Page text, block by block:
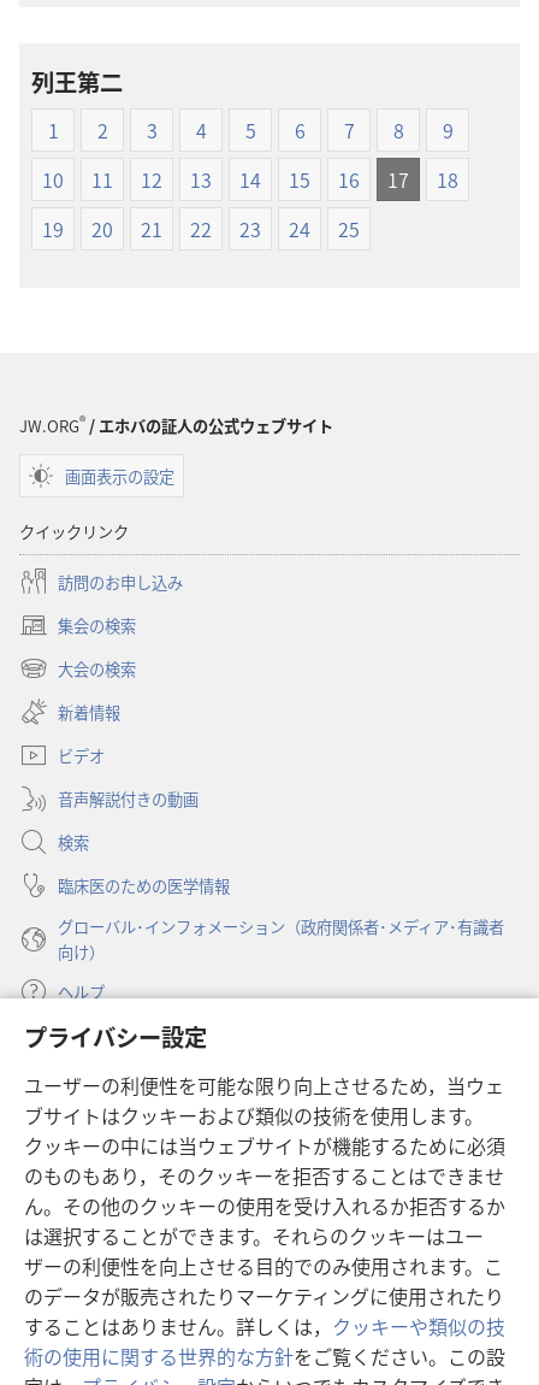
プライバシー設定
ユーザーの利便性を可能な限り向上させるため，当ウェ
ブサイトはクッキーおよび類似の技術を使用します。
クッキーの中には当ウェブサイトが機能するために必須
のものもあり，そのクッキーを拒否することはできませ
ん。その他のクッキーの使用を受け入れるか拒否するか
は選択することができます。それらのクッキーはユー
ザーの利便性を向上させる目的でのみ使用されます。こ
のデータが販売されたりマーケティングに使用されたり
することはありません。詳しくは， クッキーや類似の技
術の使用に関する世界的な方針をご覧ください。この設
オ
プ
ショ
ン
オ
プ
ショ
ン
列王第二
1 2 3 4 5 6 7 8
9
10
11 12 13 14 15 16 17
18
19
20 21 22 23 24 25
JW.ORG®/ エホバの証人の公式ウェブサイト
画面表示の設定
クイックリンク
訪問のお申し込み
集会の検索
（新
し
タ
で
開
く）
大会の検索
（新
し
い
タ
ブ
で
開
く）
新着情報
ビデオ
音声解説付きの動画
検索
臨床医のための医学情報
グローバル･インフォメーション（政府関係者･メディア･有識者
向け）
ヘルプ
寄付
し
い
タ
ブ
で
開
く）
ものみの塔 オンライン・ライブラリー
（新
し
い
タ
ブ
で
開
く）
JW Hub ®
（新
し
い
タ
ブ
で
開
く）
JW Library ®
Watchtower Library®